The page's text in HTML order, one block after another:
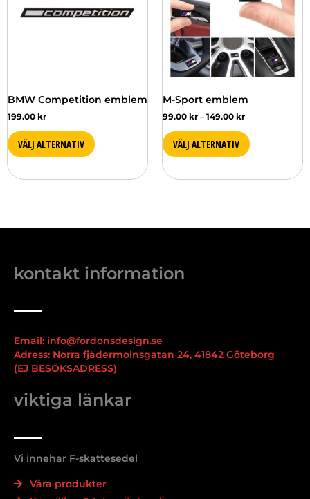
BMW Competition emblem
199.00 kr
VÄLJ ALTERNATIV
M-Sport emblem
99.00 kr – 149.00 kr
VÄLJ ALTERNATIV
flera
varianter.
De
olika
alternativen
kan
på
produktsidan
kontakt information
Email: info@fordonsdesign.se
Adress: Norra fjädermolnsgatan 24, 41842 Göteborg
(EJ BESÖKSADRESS)
viktiga länkar
Vi innehar F-skattesedel
Våra produkter